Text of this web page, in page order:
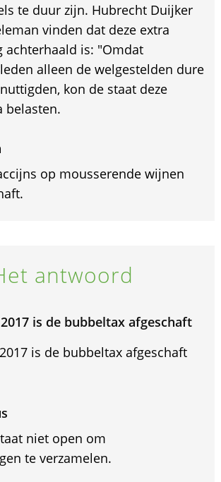
te duur zijn. Hubrecht Duijker
vinden dat deze extra
achterhaald is: "Omdat
alleen de welgestelden dure
kon de staat deze
belasten.
op mousserende wijnen
antwoord
is de bubbeltax afgeschaft
is de bubbeltax afgeschaft
niet open om
te verzamelen.